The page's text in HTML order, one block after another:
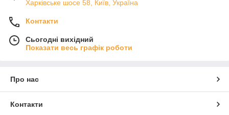
Харківське шосе 58, Київ, Україна
Контакти
Сьогодні вихідний
Показати весь графік роботи
Про нас
Контакти